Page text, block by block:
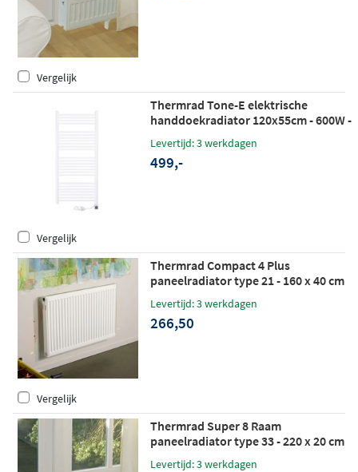
Vergelijk
Thermrad Tone-E elektrische
handdoekradiator 120x55cm - 600W -
Levertijd: 3 werkdagen
499,-
Vergelijk
Thermrad Compact 4 Plus
paneelradiator type 21 - 160 x 40 cm
Levertijd: 3 werkdagen
266,50
Vergelijk
Thermrad Super 8 Raam
paneelradiator type 33 - 220 x 20 cm
Levertijd: 3 werkdagen